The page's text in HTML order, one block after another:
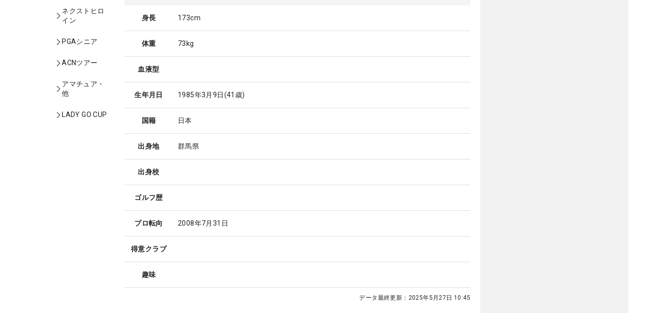
ネクストヒロ
イン
PGAシニア
ACNツアー
アマチュア・
他
LADY GO CUP
身長 173cm
体重 73kg
血液型
生年月日 1985年3月9日(41歳)
国籍 日本
出身地 群馬県
出身校
ゴルフ歴
プロ転向 2008年7月31日
得意クラブ
趣味
データ最終更新： 2025年5月27日 10:45